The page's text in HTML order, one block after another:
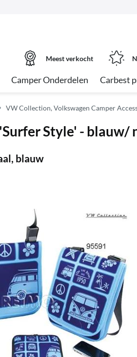
Meest verkocht
Camper Onderdelen Carbest
VW Collection, Volkswagen Camper
Style' - blauw/
blauw